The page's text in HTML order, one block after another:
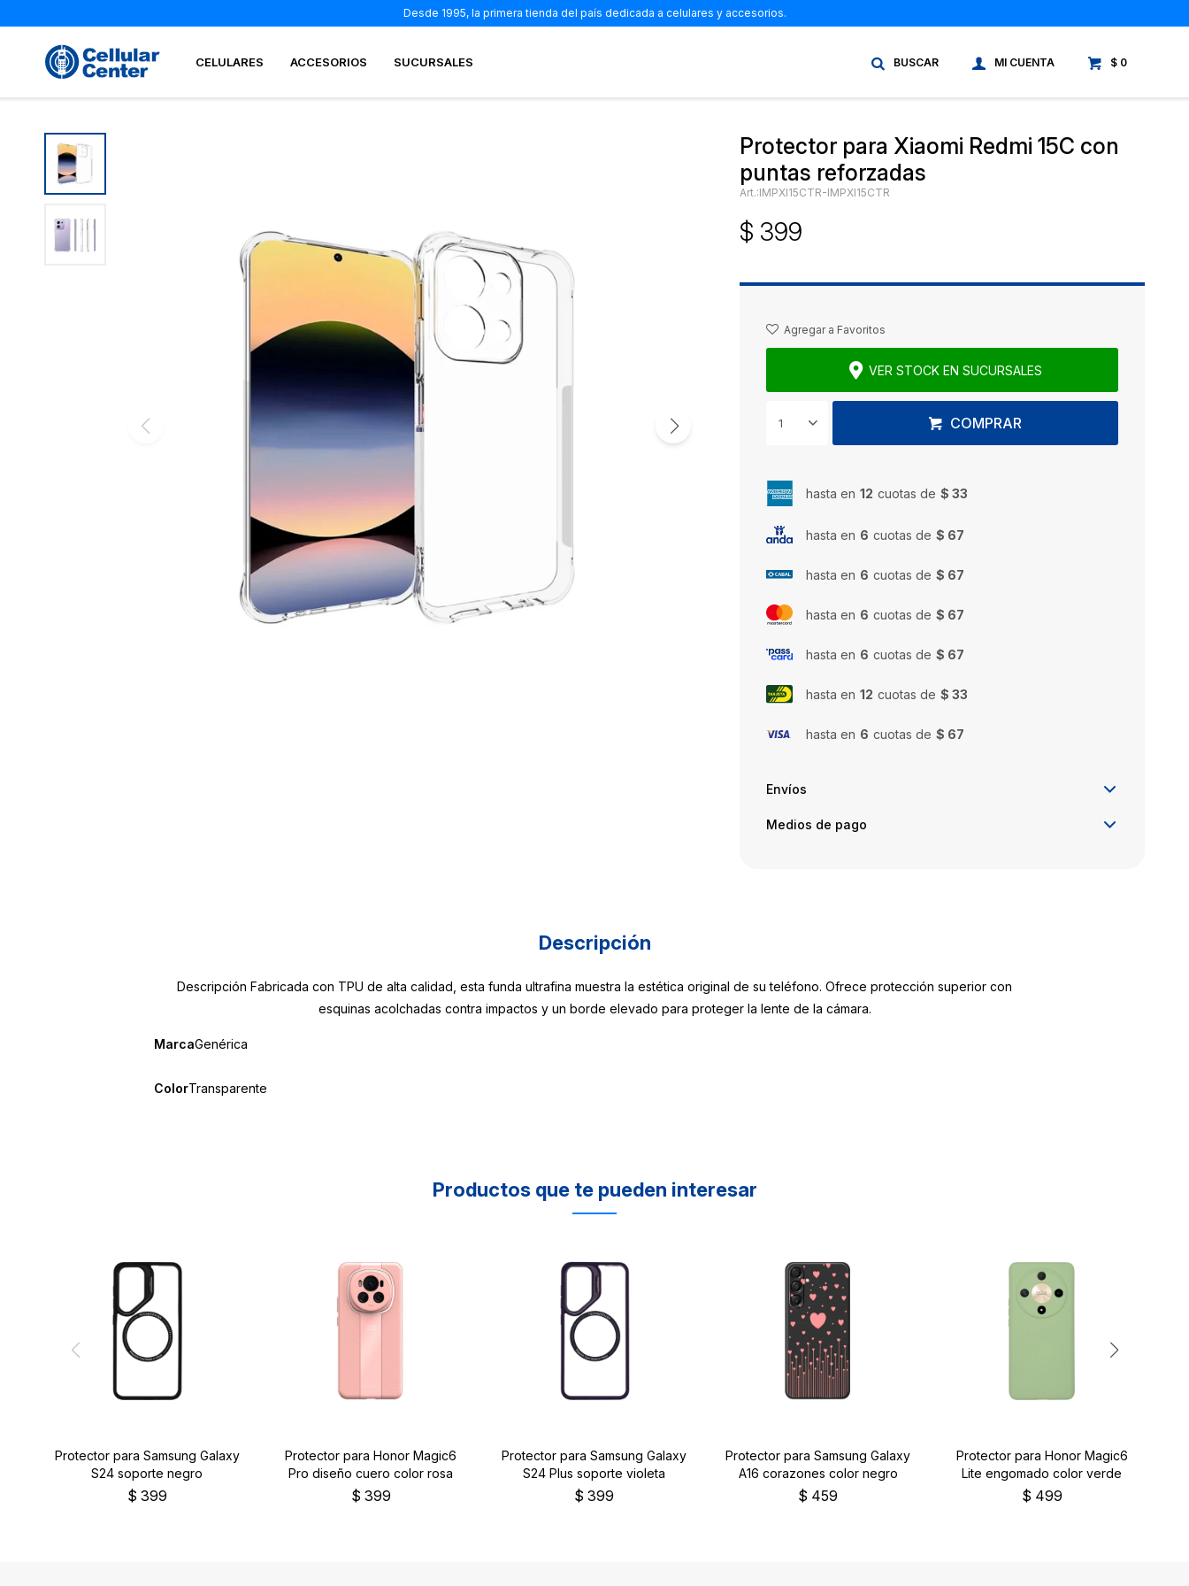
CELULARES ACCESORIOS SUCURSALES $ 0
Desde 1995, la primera tienda del país dedicada a celulares y accesorios.
Protector para Xiaomi Redmi 15C con
puntas reforzadas
IMPXI15CTR-IMPXI15CTR
$ 399
VER STOCK EN SUCURSALES
1 COMPRAR
hasta en 12 cuotas de $ 33
hasta en 6 cuotas de $ 67
hasta en 6 cuotas de $ 67
hasta en 6 cuotas de $ 67
hasta en 6 cuotas de $ 67
hasta en 12 cuotas de $ 33
hasta en 6 cuotas de $ 67
Envíos
Medios de pago
Descripción
Descripción Fabricada con TPU de alta calidad, esta funda ultrafina muestra la estética original de su teléfono. Ofrece protección superior con
esquinas acolchadas contra impactos y un borde elevado para proteger la lente de la cámara.
MarcaGenérica
ColorTransparente
Productos que te pueden interesar
Protector para Samsung Galaxy
S24 soporte negro
$ 399
Protector para Honor Magic6
Pro diseño cuero color rosa
$ 399
Protector para Samsung Galaxy
S24 Plus soporte violeta
$ 399
Protector para Samsung Galaxy
A16 corazones color negro
$ 459
Protector para Honor Magic6
Lite engomado color verde
$ 499